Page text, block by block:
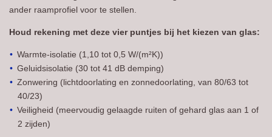
ander raamprofiel voor te stellen.
Houd rekening met deze vier puntjes bij het kiezen van glas:
Warmte-isolatie (1,10 tot 0,5 W/(m²K))
Geluidsisolatie (30 tot 41 dB demping)
Zonwering (lichtdoorlating en zonnedoorlating, van 80/63 tot
40/23)
Veiligheid (meervoudig gelaagde ruiten of gehard glas aan 1 of
2 zijden)